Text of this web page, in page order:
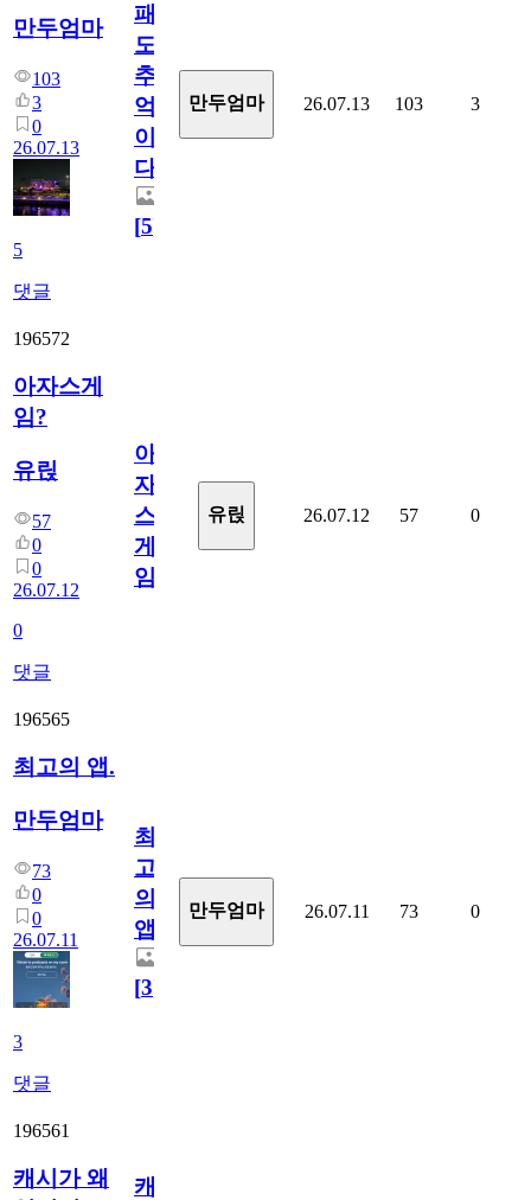
만두엄마
103
3
0
26.07.13
5
댓글
패
도
추
억
이
다.
[5]
만두엄마 26.07.13 103 3
196572
아자스게
임?
유릱
57
0
0
26.07.12
0
댓글
아
자
스
게
임?
유릱 26.07.12 57 0
196565
최고의 앱.
만두엄마
73
0
0
26.07.11
3
댓글
최
고
의
앱.
[3]
만두엄마 26.07.11 73 0
196561
캐시가 왜
캐